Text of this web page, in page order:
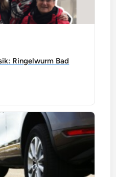
Ringelwurm Bad